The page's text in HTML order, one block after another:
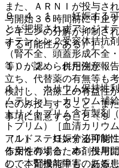
また、ＡＲＮＩが投与さ
与開始３６時間前に中止
ジキニンの分解が抑制さ
する可能性がある）］。
１０．２． 併用注意：
１）． カリウム保持性
ムテレン）、カリウム補
トリメトプリム含有製剤
トプリム）［血清カリウ
アルドステロン分泌抑制
作用を有するため、併用
ので、腎機能障害のある
９．４．１． 妊娠する
とが把握されずアンジオ
オテンシン２受容体拮抗
（腎不全、頭蓋形成不全
等）が認められた例が報
立ち、代替薬の有無等も
検討し、治療上の有益性
にのみ投与すること。ま
事項に留意すること〔９
（１）． 妊娠する可能
る女性の場合、本剤投与
し、本剤投与中も、妊娠